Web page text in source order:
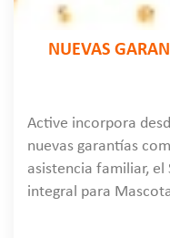
NUEVAS
Active incorpora
nuevas garantías
asistencia familiar, el
integral para